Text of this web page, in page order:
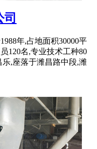
年,占地面积30000平
120名,专业技术工种80
,座落于潍昌路中段,潍